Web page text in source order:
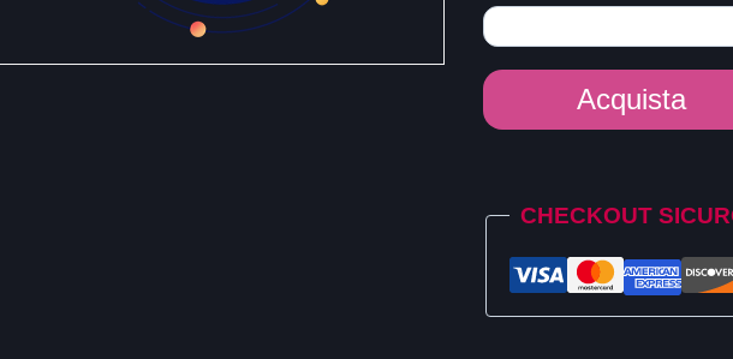
Dominio
.soy
Acquista
CHECKOUT